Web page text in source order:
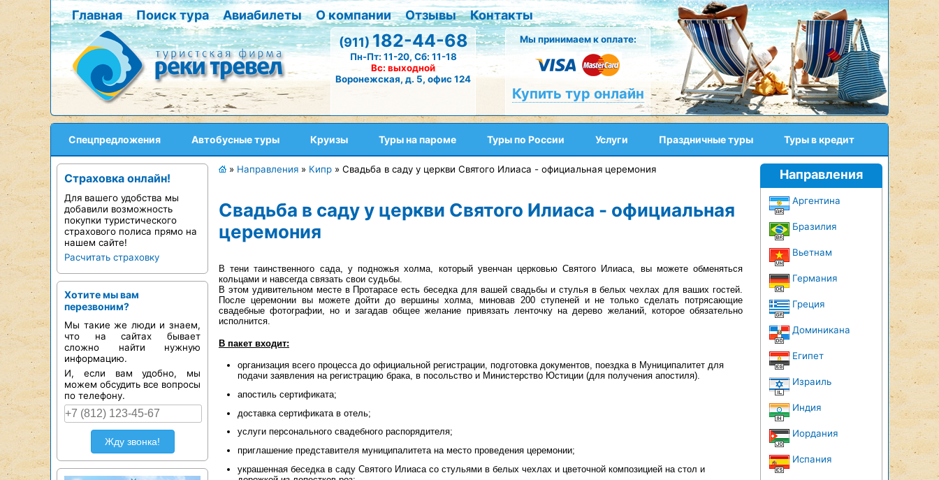
Главная Поиск тура Авиабилеты О компании Отзывы
Контакты
(911)182-44-68
Пн-Пт: 11-20, Сб: 11-18
Вс: выходной
Воронежская, д. 5, офис 124
Мы принимаем к оплате:
Купить тур онлайн
Спецпредложения Автобусные туры Круизы Туры на пароме Туры по России Услуги Праздничные туры Туры в кредит
Страховка онлайн!
Для вашего удобства мы
добавили возможность
покупки туристического
страхового полиса прямо на
нашем сайте!
Расчитать страховку
Хотите мы вам
перезвоним?
Мы такие же люди и знаем,
что на сайтах бывает
сложно найти нужную
информацию.
И, если вам удобно, мы
можем обсудить все вопросы
по телефону.
Жду звонка!
» Направления » Кипр » Свадьба в саду у церкви Святого Илиаса - официальная церемония
Свадьба в саду у церкви Святого Илиаса - официальная
церемония
В тени таинственного сада, у подножья холма, который увенчан церковью Святого Илиаса, вы можете обменяться
кольцами и навсегда связать свои судьбы.
В этом удивительном месте в Протарасе есть беседка для вашей свадьбы и стулья в белых чехлах для ваших гостей.
После церемонии вы можете дойти до вершины холма, миновав 200 ступеней и не только сделать потрясающие
свадебные фотографии, но и загадав общее желание привязать ленточку на дерево желаний, которое обязательно
исполнится.
В пакет входит:
организация всего процесса до официальной регистрации, подготовка документов, поездка в Муниципалитет для
подачи заявления на регистрацию брака, в посольство и Министерство Юстиции (для получения апостиля).
апостиль сертификата;
доставка сертификата в отель;
услуги персонального свадебного распорядителя;
приглашение представителя муниципалитета на место проведения церемонии;
украшенная беседка в саду Святого Илиаса со стульями в белых чехлах и цветочной композицией на стол и
Направления
Аргентина
Бразилия
Вьетнам
Германия
Греция
Доминикана
Египет
Израиль
Индия
Иордания
Испания